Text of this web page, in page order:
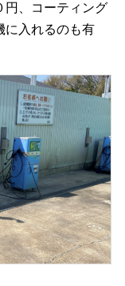
円、コーティング
に入れるのも有